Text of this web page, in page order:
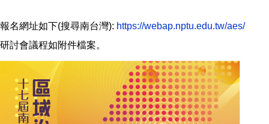
報名網址如下(搜尋南台灣): https://webap.nptu.edu.tw/aes/
研討會議程如附件檔案。